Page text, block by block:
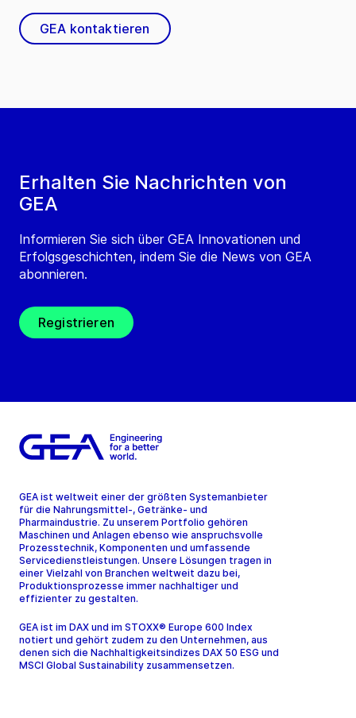
Erhalten Sie Nachrichten von
GEA
Informieren Sie sich über GEA Innovationen und
Erfolgsgeschichten, indem Sie die News von GEA
abonnieren.
Registrieren
GEA kontaktieren
GEA ist weltweit einer der größten Systemanbieter
für die Nahrungsmittel-, Getränke- und
Pharmaindustrie. Zu unserem Portfolio gehören
Maschinen und Anlagen ebenso wie anspruchsvolle
Prozesstechnik, Komponenten und umfassende
Servicedienstleistungen. Unsere Lösungen tragen in
einer Vielzahl von Branchen weltweit dazu bei,
Produktionsprozesse immer nachhaltiger und
effizienter zu gestalten.
GEA ist im DAX und im STOXX® Europe 600 Index
notiert und gehört zudem zu den Unternehmen, aus
denen sich die Nachhaltigkeitsindizes DAX 50 ESG und
MSCI Global Sustainability zusammensetzen.